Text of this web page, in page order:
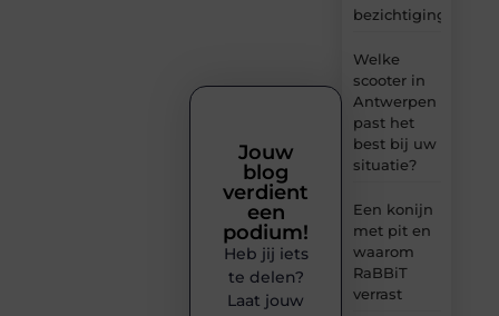
bezichtigingen
Welke
scooter in
Antwerpen
past het
best bij uw
situatie?
Een konijn
met pit en
waarom
RaBBiT
verrast
Jouw
blog
verdient
een
podium!
Heb jij iets
te delen?
Laat jouw